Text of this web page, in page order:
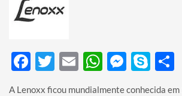
Facebook
Twitter
EmailWhatsApp
A Lenoxx ficou mundialmente conhecida